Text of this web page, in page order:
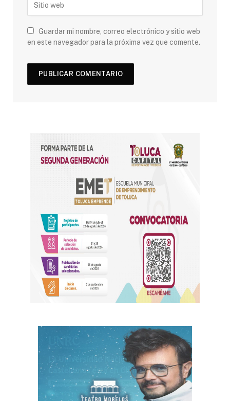
Guardar mi nombre, correo electrónico y sitio web
en este navegador para la próxima vez que comente.